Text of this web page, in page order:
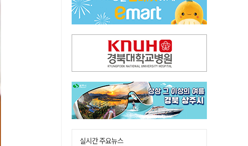
경북 영천시, 9월부터 11월까지 반값 여행 혜택 제공
아쉬운 태클
실시간 주요뉴스